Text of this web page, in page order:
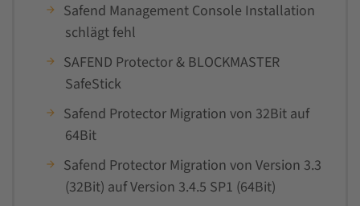
Safend Management Console Installation
schlägt fehl
SAFEND Protector & BLOCKMASTER
SafeStick
Safend Protector Migration von 32Bit auf
64Bit
Safend Protector Migration von Version 3.3
(32Bit) auf Version 3.4.5 SP1 (64Bit)